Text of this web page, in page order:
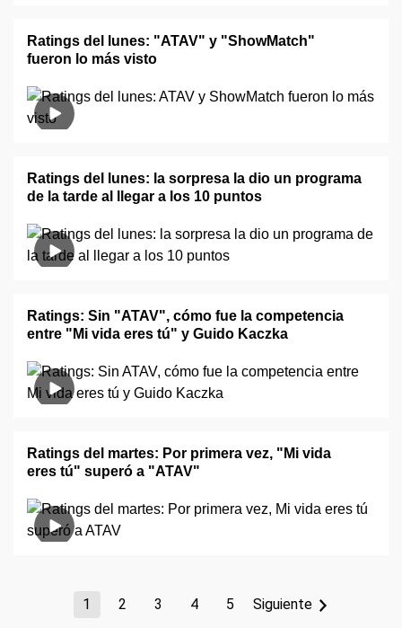
Ratings del lunes: "ATAV" y "ShowMatch"
fueron lo más visto
Ratings del lunes: la sorpresa la dio un programa
de la tarde al llegar a los 10 puntos
Ratings: Sin "ATAV", cómo fue la competencia
entre "Mi vida eres tú" y Guido Kaczka
Ratings del martes: Por primera vez, "Mi vida
eres tú" superó a "ATAV"
1 2 3 4 5 Siguiente